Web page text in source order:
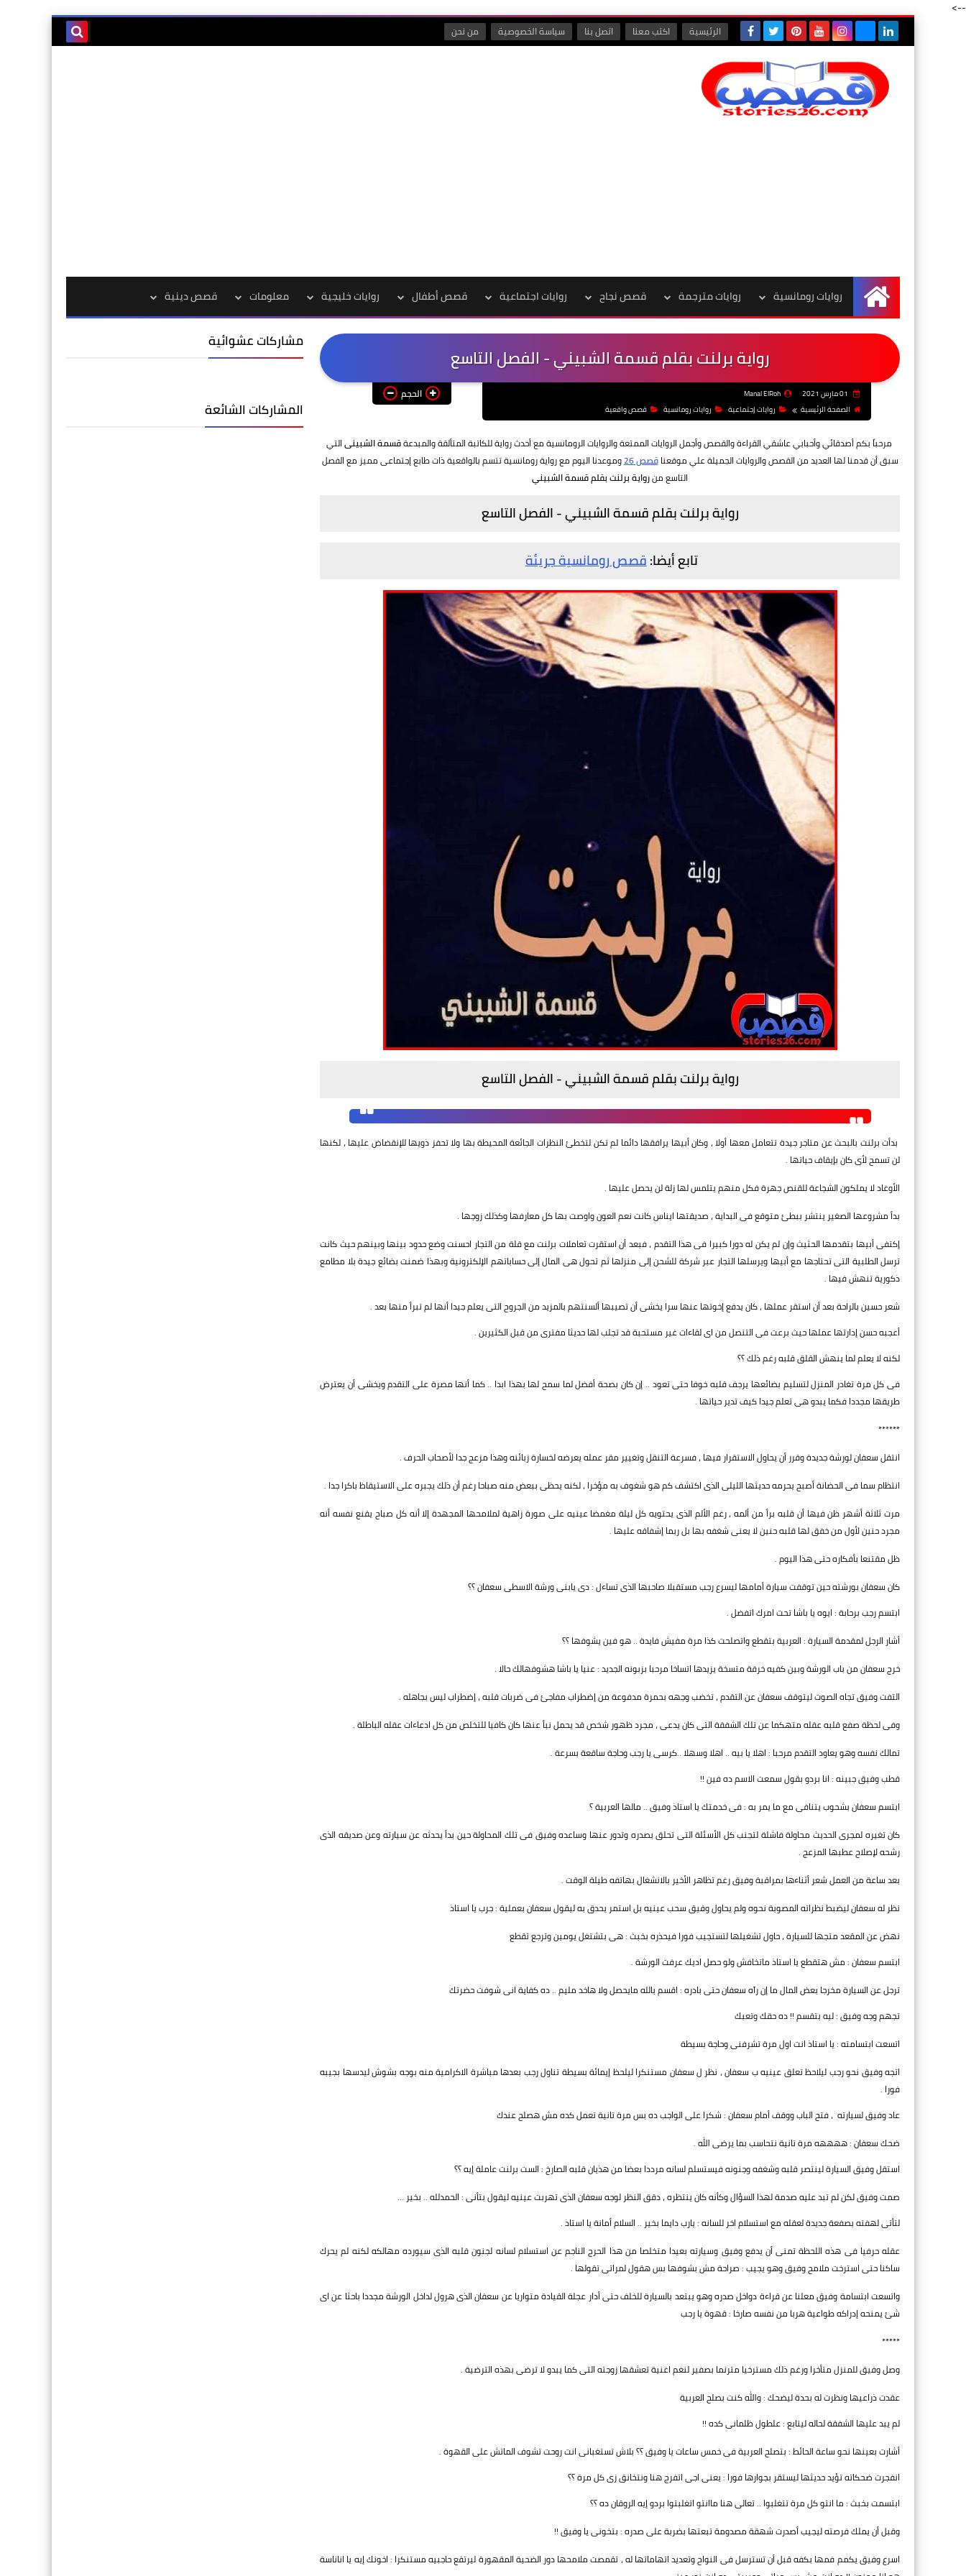
-->
الرئيسية اكتب معنا اتصل بنا سياسة الخصوصية من نحن
الرئيسية
روايات رومانسية روايات مترجمة قصص نجاح روايات اجتماعية قصص أطفال روايات خليجية معلومات قصص دينية
رواية برلنت بقلم قسمة الشبيني - الفصل التاسع
Manal ElRoh
الصفحة الرئيسية
روايات إجتماعية روايات رومانسية قصص واقعية
الحجم
مرحباً بكم أصدقائي وأحبابي عاشقي القراءة والقصصوأجمل الروايات الممتعة والروايات الرومانسية مع أحدث روايةللكاتبة المتألقة والمبدعةقسمة الشبينىالتي
سبق أن قدمنا لها العديد من القصص والروايات الجميلة علي موقعناقصص 26
وموعدنا اليوم مع رواية رومانسية تتسم بالواقعية ذات طابع إجتماعى مميز مع الفصل
التاسع منرواية برلنت بقلم قسمة الشبيني
رواية برلنت بقلم قسمة الشبيني - الفصلالتاسع
تابع أيضا:قصص رومانسية جريئة
رواية برلنت بقلم قسمة الشبيني - الفصل التاسع
بدأت برلنت بالبحث عن متاجر جيدة تتعامل معها أولا ، وكان أبيها يرافقها دائما لم تكن لتخطئ النظرات الجائعة المحيطة بها ولا تحفز ذويها للإنقضاض عليها ، لكنها
لن تسمح لأى كان بإيقاف حياتها .
الأوغاد لا يملكون الشجاعة للقنص جهرة فكل منهم يتلمس لها زلة لن يحصل عليها .
بدأ مشروعها الصغير ينتشر ببطئ متوقع فى البداية ، صديقتها ايناس كانت نعم العون واوصت بها كل معارفها وكذلك زوجها .
إكتفى أبيها بتقدمها الحثيث وإن لم يكن له دورا كبيرا فى هذا التقدم ، فبعد أن استقرت تعاملات برلنت مع قلة من التجار احسنت وضع حدود بينها وبينهم حيث كانت
ترسل الطلبية التى تحتاجها مع أبيها ويرسلها التجار عبر شركة للشحن إلى منزلها ثم تحول هى المال إلى حساباتهم الإلكترونية وبهذا ضمنت بضائع جيدة بلا مطامع
ذكورية تنهش فيها .
شعر حسين بالراحة بعد أن استقر عملها ، كان يدفع إخوتها عنها سرا يخشى أن تصيبها ألسنتهم بالمزيد من الجروح التى يعلم جيدا أنها لم تبرأ منها بعد .
أعجبه حسن إدارتها عملها حيث برعت فى التنصل من اى لقاءات غير مستحبة قد تجلب لها حديثا مفترى من قبل الكثيرين .
لكنه لا يعلم لما ينهش القلق قلبه رغم ذلك ؟؟
فى كل مرة تغادر المنزل لتسليم بضائعها يرجف قلبه خوفا حتى تعود .. إن كان بصحة أفضل لما سمح لها بهذا ابدا .. كما أنها مصرة على التقدم ويخشى أن يعترض
طريقها مجددا فكما يبدو هى تعلم جيدا كيف تدير حياتها .
******
انتقل سعفان لورشة جديدة وقرر أن يحاول الاستقرار فيها ، فسرعة التنقل وتغيير مقر عمله يعرضه لخسارة زبائنه وهذا مزعج جدا لأصحاب الحرف .
انتظام سما فى الحضانة أصبح يحرمه حديثها الليلى الذى اكتشف كم هو شغوف به مؤخرا ، لكنه يحظى ببعض منه صباحا رغم أن ذلك يجبره على الاستيقاظ باكرا جدا .
مرت ثلاثة أشهر ظن فيها أن قلبه برأ من ألمه ، رغم الألم الذى يحتويه كل ليلة مغمضا عينيه على صورة زاهية لملامحها المجهدة إلا أنه كل صباح يقنع نفسه أنه
مجرد حنين لأول من خفق لها قلبه حنين لا يعنى شغفه بها بل ربما إشفاقه عليها .
ظل مقتنعا بأفكاره حتى هذا اليوم .
كان سعفان بورشته حين توقفت سيارة أمامها ليسرع رجب مستقبلا صاحبها الذى تساءل : دى يابنى ورشة الاسطى سعفان ؟؟
ابتسم رجب برحابة : ايوه يا باشا تحت امرك اتفضل .
أشار الرجل لمقدمة السيارة : العربية بتقطع واتصلحت كذا مرة مفيش فايدة .. هو فين يشوفها ؟؟
خرج سعفان من باب الورشة وبين كفيه خرقة متسخة يزيدها اتساخا مرحبا بزبونه الجديد : عنيا يا باشا هشوفهالك حالا .
التفت وفيق تجاه الصوت ليتوقف سعفان عن التقدم ، تخضب وجهه بحمرة مدفوعة من إضطراب مفاجئ فى ضربات قلبه ، إضطراب ليس بجاهله .
وفى لحظة صفع قلبه عقله متهكما عن تلك الشفقة التى كان يدعى ، مجرد ظهور شخص قد يحمل نبأ عنها كان كافيا للتخلص من كل ادعاءات عقله الباطلة .
تمالك نفسه وهو يعاود التقدم مرحبا : اهلا يا بيه .. اهلا وسهلا ..كرسى يا رجب وحاجة ساقعة بسرعة .
قطب وفيق جبينه : انا بردو بقول سمعت الاسم ده فين !!
ابتسم سعفان بشحوب يتنافى مع ما يمر به : فى خدمتك يا استاذ وفيق .. مالها العربية ؟
كان تغيره لمجرى الحديث محاولة فاشلة لتجنب كل الأسئلة التى تحلق بصدره وتدور عنها وساعده وفيق فى تلك المحاولة حين بدأ يحدثه عن سيارته وعن صديقه الذى
رشحه لإصلاح عطبها المزعج .
بعد ساعة من العمل شعر أثناءها بمراقبة وفيق رغم تظاهر الأخير بالانشغال بهاتفه طيلة الوقت .
نظر له سعفان ليضبط نظراته المصوبة نحوه ولم يحاول وفيق سحب عينيه بل استمر يحدق به ليقول سعفان بعملية : جرب يا استاذ
نهض عن المقعد متجها للسيارة ، حاول تشغيلها لتستجيب فورا فيحذره بخبث : هى بتشتغل يومين وترجع تقطع
ابتسم سعفان : مش هتقطع يا استاذ ماتخافش ولو حصل اديك عرفت الورشة .
ترجل عن السيارة مخرجا بعض المال ما إن رآه سعفان حتى بادره : اقسم بالله مايحصل ولا هاخد مليم .. ده كفاية انى شوفت حضرتك
تجهم وجه وفيق : ليه بتقسم !! ده حقك وتعبك
اتسعت ابتسامته : يا استاذ انت اول مرة تشرفنى وحاجة بسيطة
اتجه وفيق نحو رجب ليلاحظ تعلق عينيه ب سعفان ، نظر ل سعفان مستنكرا ليلحظ إيمائة بسيطة تناول رجب بعدها مباشرة الاكرامية منه بوجه بشوش ليدسها بجيبه
فورا .
عاد وفيق لسيارته ، فتح الباب ووقف أمام سعفان : شكرا على الواجب ده بس مرة تانية تعمل كده مش هصلح عندك
ضحك سعفان : ههههه مرة تانية نتحاسب بما يرضى الله .
استقل وفيق السيارة لينتصر قلبه وشغفه وجنونه فيستسلم لسانه مرددا بعضا من هذيان قلبه الصارخ : الست برلنت عاملة إيه ؟؟
صمت وفيق لكن لم تبد عليه صدمة لهذا السؤال وكأنه كان ينتظره ، دقق النظر لوجه سعفان الذى تهربت عينيه ليقول بتأنى : الحمدلله .. بخير ...
لتأتى لهفته بصفعة جديدة لعقله مع استسلام اخر للسانه : يارب دايما بخير .. السلام أمانة يا استاذ .
عقله حرفيا فى هذه اللحظة تمنى أن يدفع وفيق وسيارته بعيدا متخلصا من هذا الحرج الناجم عن استسلام لسانه لجنون قلبه الذى سيورده مهالكه لكنه لم يحرك
ساكنا حتى استرخت ملامح وفيق وهو يجيب : صراحة مش بشوفها بس هقول لمراتى تقولها .
واتسعت ابتسامة وفيق معلنا عن قراءة دواخل صدره وهو يبتعد بالسيارة للخلف حتى أدار عجلة القيادة متواريا عن سعفان الذى هرول لداخل الورشة مجددا باحثا عن اى
شئ يمنحه إدراكه طواعية هربا من نفسه صارخا : قهوة يا رجب
*****
وصل وفيق للمنزل متأخرا ورغم ذلك مسترخيا مترنما بصفير لنغم اغنية تعشقها زوجته التى كما يبدو لا ترضى بهذه الترضية .
عقدت ذراعيها ونظرت له بحدة ليضحك : والله كنت بصلح العربية
لم يبد عليها الشفقة لحاله ليتابع : علطول ظلمانى كده !!
أشارت بعينها نحو ساعة الحائط : بتصلح العربية فى خمس ساعات يا وفيق ؟؟ بلاش تستغبانى انت روحت تشوف الماتش على القهوة .
انفجرت ضحكاته تؤيد حديثها ليستقر بجوارها فورا : يعنى اجى اتفرج هنا ونتخانق زى كل مرة ؟؟
ابتسمت بخبث : ما انتو كل مرة تتغلبوا .. تعالى هنا ماانتو اتغلبتوا بردو إيه الروقان ده ؟؟
وقبل أن يملك فرصته ليجيب أصدرت شهقة مصدومة تبعتها بضربة على صدره : بتخونى يا وفيق !!
اسرع وفيق يكمم فمها بكفه قبل أن تسترسل فى النواح وتعديد اتهاماتها له ، تقمصت ملامحها دور الضحية المقهورة ليرتفع حاجبيه مستنكرا : اخونك إيه يا اناناسة
مشاركات عشوائية
المشاركات الشائعة